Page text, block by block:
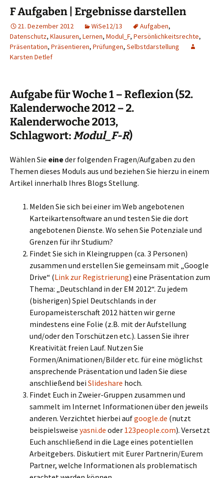
F Aufgaben | Ergebnisse darstellen
21. Dezember 2012 WiSe12/13 Aufgaben,
Datenschutz, Klausuren, Lernen, Modul_F, Persönlichkeitsrechte,
Präsentation, Präsentieren, Prüfungen, Selbstdarstellung
Karsten Detlef
Aufgabe für Woche 1 – Reflexion (52.
Kalenderwoche 2012 – 2.
Kalenderwoche 2013,
Schlagwort:Modul_F-R)
Wählen Sie eineder folgenden Fragen/Aufgaben zu den
Themen dieses Moduls aus und beziehen Sie hierzu in einem
Artikel innerhalb Ihres Blogs Stellung.
Melden Sie sich bei einer im Web angebotenen
Karteikartensoftware an und testen Sie die dort
angebotenen Dienste. Wo sehen Sie Potenziale und
Grenzen für ihr Studium?
Findet Sie sich in Kleingruppen (ca. 3 Personen)
zusammen und erstellen Sie gemeinsam mit „Google
Drive“ (Link zur Registrierung) eine Präsentation zum
Thema: „Deutschland in der EM 2012“. Zu jedem
(bisherigen) Spiel Deutschlands in der
Europameisterschaft 2012 hätten wir gerne
mindestens eine Folie (z.B. mit der Aufstellung
und/oder den Torschützen etc.). Lassen Sie ihrer
Kreativität freien Lauf. Nutzen Sie
Formen/Animationen/Bilder etc. für eine möglichst
ansprechende Präsentation und laden Sie diese
anschließend bei Slideshare hoch.
Findet Euch in Zweier-Gruppen zusammen und
sammelt im Internet Informationen über den jeweils
anderen. Verzichtet hierbei aufgoogle.de (nutzt
beispielsweise yasni.de oder 123people.com). Versetzt
Euch anschließend in die Lage eines potentiellen
Arbeitgebers. Diskutiert mit Eurer Partnerin/Eurem
Partner, welche Informationen als problematisch